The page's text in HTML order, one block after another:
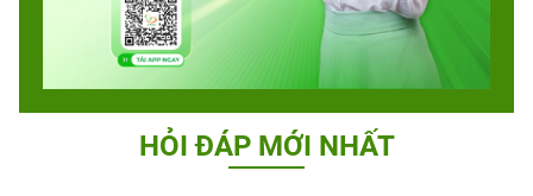
HỎI ĐÁP MỚI NHẤT